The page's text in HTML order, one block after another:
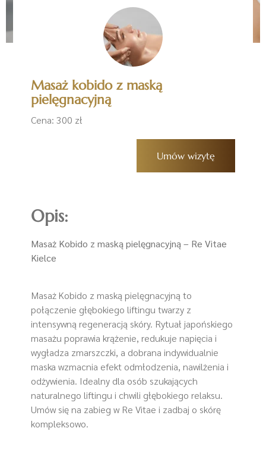
Masaż kobido z maską
pielęgnacyjną
Cena: 300 zł
Umów wizytę
Opis:
Masaż Kobido z maską pielęgnacyjną – Re Vitae
Kielce
Masaż Kobido z maską pielęgnacyjną to
połączenie głębokiego liftingu twarzy z
intensywną regeneracją skóry. Rytuał japońskiego
masażu poprawia krążenie, redukuje napięcia i
wygładza zmarszczki, a dobrana indywidualnie
maska wzmacnia efekt odmłodzenia, nawilżenia i
odżywienia. Idealny dla osób szukających
naturalnego liftingu i chwili głębokiego relaksu.
Umów się na zabieg w Re Vitae i zadbaj o skórę
kompleksowo.